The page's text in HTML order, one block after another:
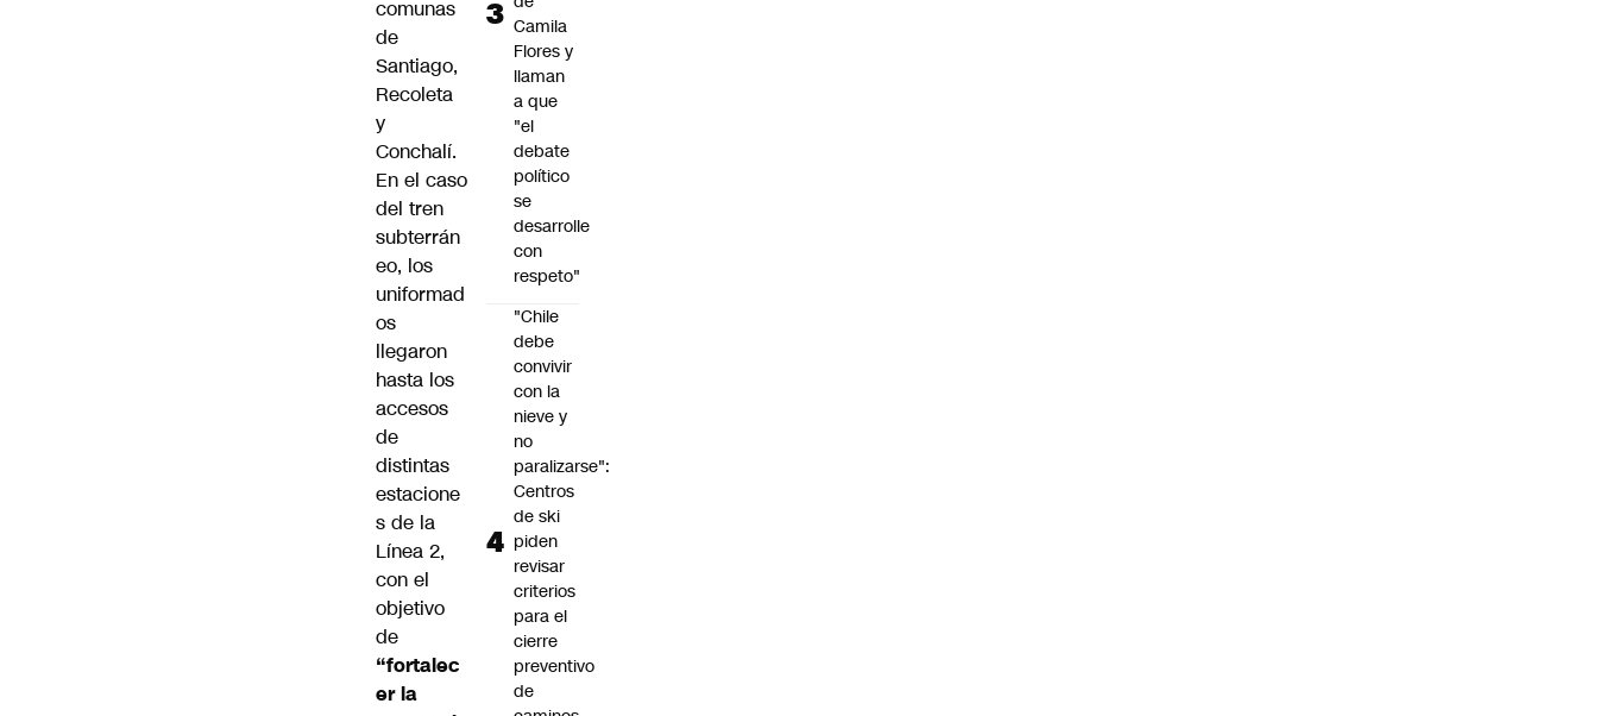
comunas
de
Santiago,
Recoleta
y
Conchalí.
En el caso
del tren
subterrán
eo, los
uniformad
os
llegaron
hasta los
accesos
de
distintas
estacione
s de la
Línea 2,
con el
objetivo
de
“fortalec
er la
Camila
Flores y
llaman
a que
"el
debate
político
se
desarrolle
con
respeto"
"Chile
debe
convivir
con la
nieve y
no
paralizarse":
Centros
de ski
piden
revisar
criterios
para el
cierre
preventivo
de